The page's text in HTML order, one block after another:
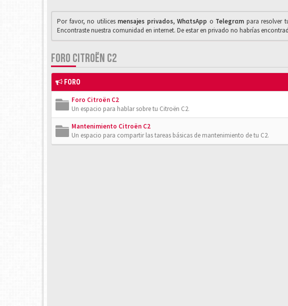
Por favor, no utilices mensajes privados,WhαtsApp o Telegrαm para resolver
Encontraste nuestra comunidad en internet. De estar en privado no habrías
FORO CITROËN C2
FORO
Foro Citroën C2
Un espacio para hablar sobre tu Citroën C2.
Mantenimiento Citroën C2
Un espacio para compartir las tareas básicas de mantenimiento de tu C2.